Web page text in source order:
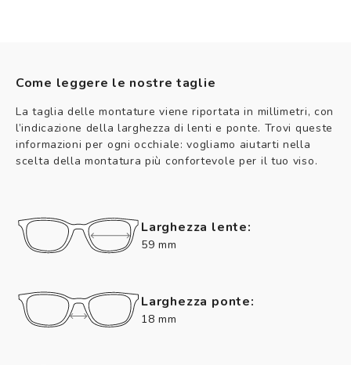
Come leggere le nostre taglie
La taglia delle montature viene riportata in millimetri, con
l’indicazione della larghezza di lenti e ponte. Trovi queste
informazioni per ogni occhiale: vogliamo aiutarti nella
scelta della montatura più confortevole per il tuo viso.
Larghezza lente:
59 mm
Larghezza ponte:
18 mm